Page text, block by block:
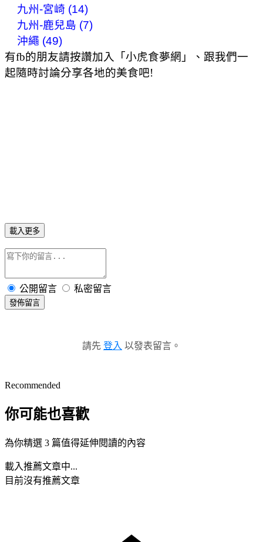
九州-宮崎 (14)
九州-鹿兒島 (7)
沖繩 (49)
有fb的朋友請按讚加入「小虎食夢網」、跟我們一
起隨時討論分享各地的美食吧!
載入更多
公開留言 私密留言
發佈留言
請先 登入 以發表留言。
Recommended
你可能也喜歡
為你精選 3 篇值得延伸閱讀的內容
載入推薦文章中...
目前沒有推薦文章